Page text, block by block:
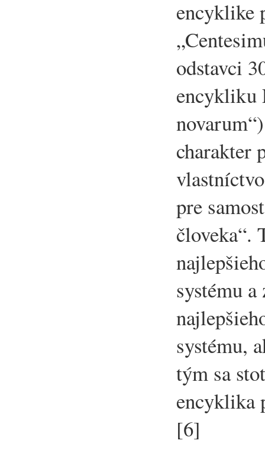
encyklike
odstavci
encykliku
charakter
pre
človeka“.
systému
systému,
tým sa
encyklika
[6]